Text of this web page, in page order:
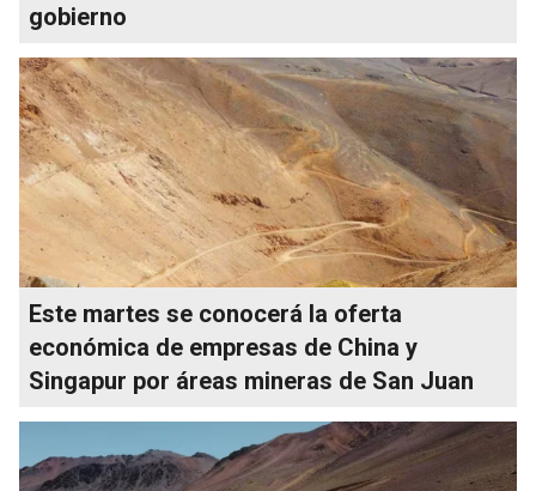
gobierno
Este martes se conocerá la oferta
económica de empresas de China y
Singapur por áreas mineras de San Juan